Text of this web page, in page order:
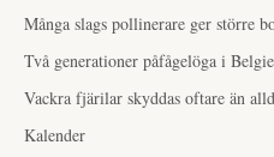
Många slags pollinerare ger större
Två generationer påfågelöga i
Vackra fjärilar skyddas oftare än
Kalender